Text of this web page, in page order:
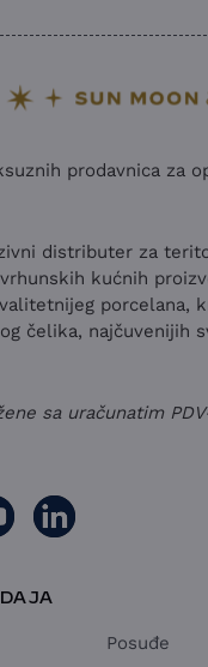
prodavnica za
distributer za
kućnih
porcelana,
čelika, najčuvenijih
sa uračunatim
Posuđe